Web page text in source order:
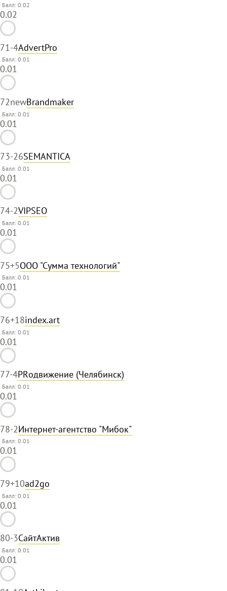
Балл: 0.02
0.02
71-4AdvertPro
Балл: 0.01
0.01
72newBrandmaker
Балл: 0.01
0.01
73-26SEMANTICA
Балл: 0.01
0.01
74-2VIPSEO
Балл: 0.01
0.01
75+5ООО "Сумма технологий"
Балл: 0.01
0.01
76+18index.art
Балл: 0.01
0.01
77-4PRодвижение (Челябинск)
Балл: 0.01
0.01
78-2Интернет-агентство "Мибок"
Балл: 0.01
0.01
79+10ad2go
Балл: 0.01
0.01
80-3СайтАктив
Балл: 0.01
0.01